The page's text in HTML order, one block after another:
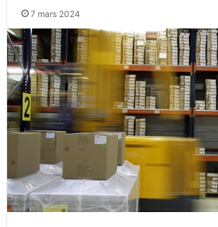
7 mars 2024